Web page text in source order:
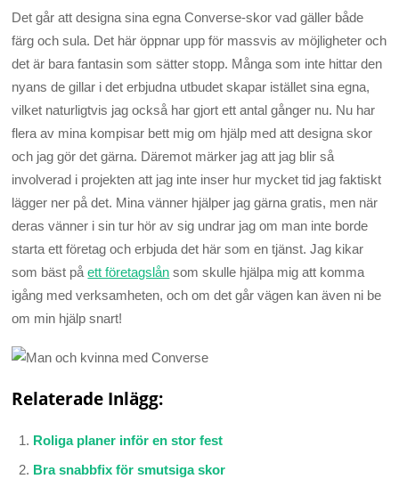
Det går att designa sina egna Converse-skor vad gäller både
färg och sula. Det här öppnar upp för massvis av möjligheter och
det är bara fantasin som sätter stopp. Många som inte hittar den
nyans de gillar i det erbjudna utbudet skapar istället sina egna,
vilket naturligtvis jag också har gjort ett antal gånger nu. Nu har
flera av mina kompisar bett mig om hjälp med att designa skor
och jag gör det gärna. Däremot märker jag att jag blir så
involverad i projekten att jag inte inser hur mycket tid jag faktiskt
lägger ner på det. Mina vänner hjälper jag gärna gratis, men när
deras vänner i sin tur hör av sig undrar jag om man inte borde
starta ett företag och erbjuda det här som en tjänst. Jag kikar
som bäst påett företagslån som skulle hjälpa mig att komma
igång med verksamheten, och om det går vägen kan även ni be
om min hjälp snart!
Relaterade Inlägg:
Roliga planer inför en stor fest
Bra snabbfix för smutsiga skor